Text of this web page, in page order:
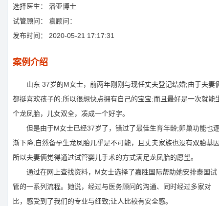
选择医生：
潘亚博士
试管顾问：
袁顾问：
发布时间：
2020-05-21 17:17:31
案例介绍
山东 37岁的M女士，前两年刚刚与现任丈夫登记结婚;由于夫妻
都挺喜欢孩子的;所以很想快点拥有自己的宝宝;而且最好是一次就能
个龙凤胎，儿女双全，凑成一个好字。
但是由于M女士已经37岁了，错过了最佳生育年龄;卵巢功能也
渐下降;自然备孕生龙凤胎几乎是不可能，且丈夫家族也没有双胎基
所以夫妻俩觉得通过试管婴儿手术的方式满足龙凤胎的愿望。
通过在网上查找资料，M女士选择了嘉胜国际帮助她安排泰国试
管的一系列流程。她说，经过与医务顾问的沟通、同时经过多家对
比，感受到了我们的专业与细致;让人比较有安全感。